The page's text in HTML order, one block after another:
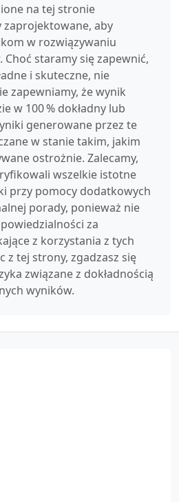
na tej stronie
zaprojektowane, aby
w rozwiązywaniu
staramy się zapewnić,
i skuteczne, nie
zapewniamy, że wynik
w 100 % dokładny lub
generowane przez te
w stanie takim, jakim
ostrożnie. Zalecamy,
wszelkie istotne
przy pomocy dodatkowych
porady, ponieważ nie
za
z korzystania z tych
z tej strony, zgadzasz się
związane z dokładnością
wyników.